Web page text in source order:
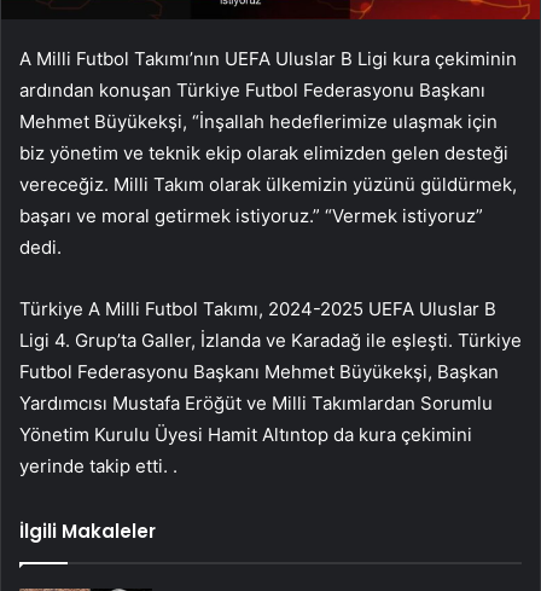
A Milli Futbol Takımı’nın UEFA Uluslar B Ligi kura çekiminin
ardından konuşan Türkiye Futbol Federasyonu Başkanı
Mehmet Büyükekşi, “İnşallah hedeflerimize ulaşmak için
biz yönetim ve teknik ekip olarak elimizden gelen desteği
vereceğiz. Milli Takım olarak ülkemizin yüzünü güldürmek,
başarı ve moral getirmek istiyoruz.” “Vermek istiyoruz”
dedi.
Türkiye A Milli Futbol Takımı, 2024-2025 UEFA Uluslar B
Ligi 4. Grup’ta Galler, İzlanda ve Karadağ ile eşleşti. Türkiye
Futbol Federasyonu Başkanı Mehmet Büyükekşi, Başkan
Yardımcısı Mustafa Eröğüt ve Milli Takımlardan Sorumlu
Yönetim Kurulu Üyesi Hamit Altıntop da kura çekimini
yerinde takip etti. .
İlgili Makaleler